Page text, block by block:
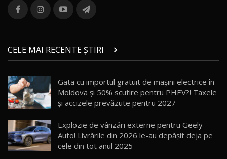
13
combină aventura cu luxul / AutoBlog.MD
36:08
chinez care face lumea să se întoarcă după el
/ AutoBlog.MD
17:27
15 14:37
16
AutoBlogMD
13:10
CELE MAI RECENTE ȘTIRI
Gata cu importul gratuit de mașini electrice în
Moldova și 50% scutire pentru PHEV?! Taxele
și accizele prevăzute pentru 2027
Explozie de vânzări externe pentru Geely
Auto! Livrările din 2026 le-au depășit deja pe
cele din tot anul 2025